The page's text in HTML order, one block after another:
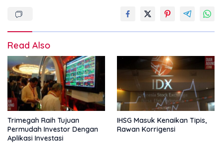
Read Also
Trimegah Raih Tujuan
Permudah Investor Dengan
Aplikasi Investasi
IHSG Masuk Kenaikan Tipis,
Rawan Korrigensi